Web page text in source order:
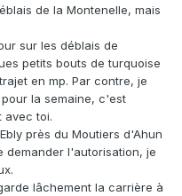
de la Montenelle, mais
sur les déblais de
petits bouts de turquoise
en mp. Par contre, je
la semaine, c'est
avec toi.
près du Moutiers d'Ahun
demander l'autorisation, je
lâchement la carrière à